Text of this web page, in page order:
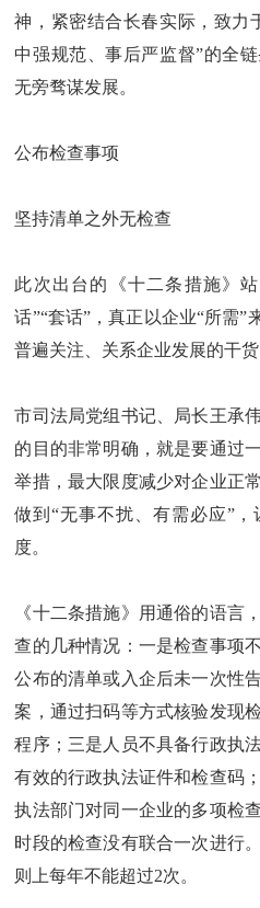
神，紧密结合长春实际，致力
中强规范、事后严监督”的全
无旁骛谋发展。
公布检查事项
坚持清单之外无检查
此次出台的《十二条措施》
话”“套话”，真正以企业“所需”
普遍关注、关系企业发展的干货
市司法局党组书记、局长王承
的目的非常明确，就是要通过
举措，最大限度减少对企业正
做到“无事不扰、有需必应”
度。
《十二条措施》用通俗的语言
查的几种情况：一是检查事项
公布的清单或入企后未一次性
案，通过扫码等方式核验发现
程序；三是人员不具备行政执
有效的行政执法证件和检查码
执法部门对同一企业的多项检
时段的检查没有联合一次进行
则上每年不能超过2次。